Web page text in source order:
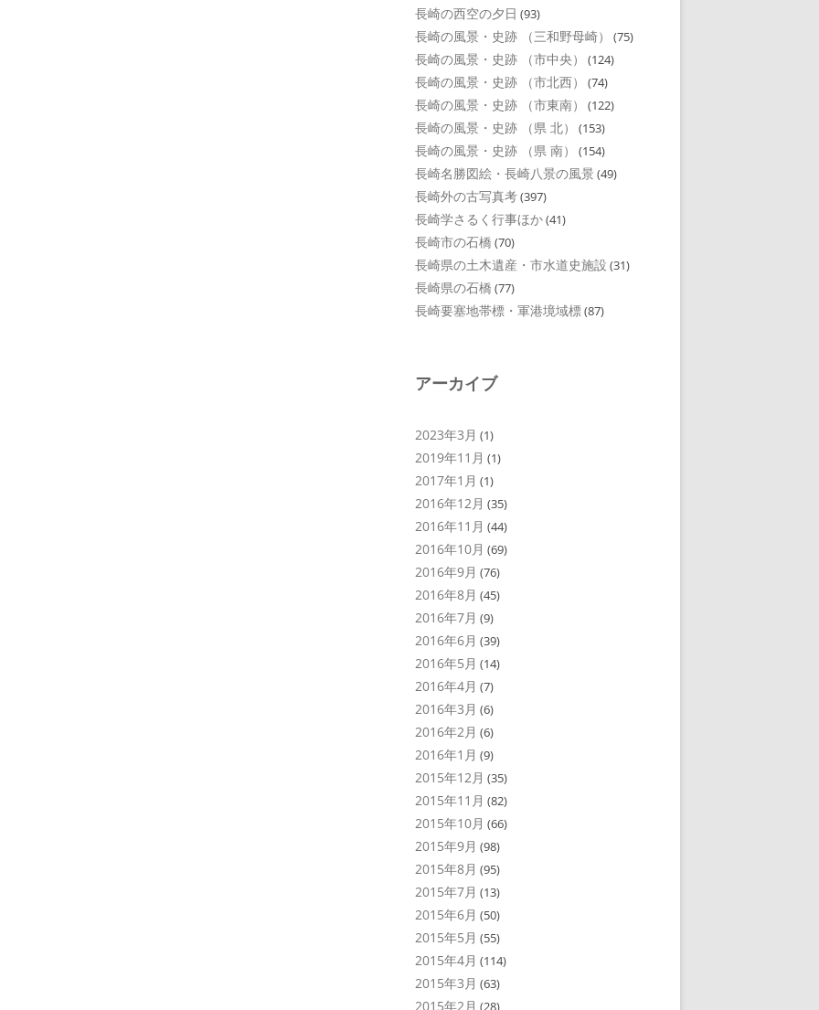
長崎の西空の夕日 (93)
長崎の風景・史跡 （三和野母崎） (75)
長崎の風景・史跡 （市中央） (124)
長崎の風景・史跡 （市北西） (74)
長崎の風景・史跡 （市東南） (122)
長崎の風景・史跡 （県 北） (153)
長崎の風景・史跡 （県 南） (154)
長崎名勝図絵・長崎八景の風景 (49)
長崎外の古写真考(397)
長崎学さるく行事ほか(41)
長崎市の石橋 (70)
長崎県の土木遺産・市水道史施設 (31)
長崎県の石橋 (77)
長崎要塞地帯標・軍港境域標(87)
アーカイブ
2023年3月 (1)
2019年11月 (1)
2017年1月 (1)
2016年12月 (35)
2016年11月 (44)
2016年10月 (69)
2016年9月 (76)
2016年8月 (45)
2016年7月 (9)
2016年6月 (39)
2016年5月 (14)
2016年4月 (7)
2016年3月 (6)
2016年2月 (6)
2016年1月 (9)
2015年12月 (35)
2015年11月 (82)
2015年10月 (66)
2015年9月 (98)
2015年8月 (95)
2015年7月 (13)
2015年6月 (50)
2015年5月 (55)
2015年4月 (114)
2015年3月 (63)
2015年2月 (28)